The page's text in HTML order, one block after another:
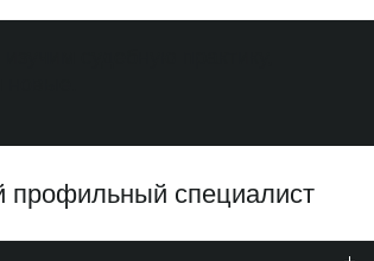
специалист